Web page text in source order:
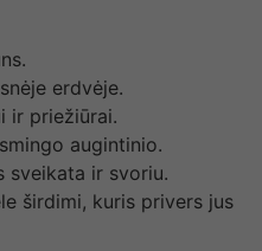
erdvėje.
ir priežiūrai.
augintinio.
sveikata ir svoriu.
širdimi, kuris privers jus